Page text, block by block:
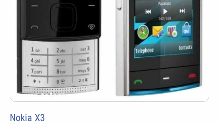
Nokia X3